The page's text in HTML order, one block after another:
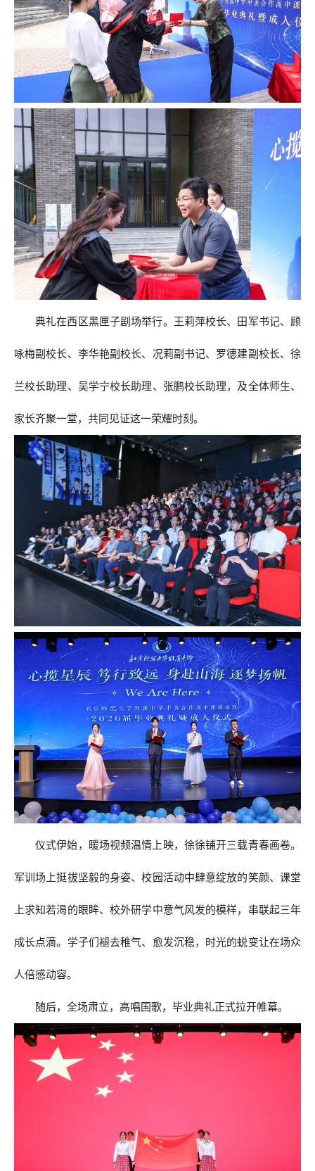
典礼在西区黑匣子剧场举行。王莉萍校长、田军书记、顾
咏梅副校长、李华艳副校长、况莉副书记、罗德建副校长、徐
兰校长助理、吴学宁校长助理、张鹏校长助理，及全体师生、
家长齐聚一堂，共同见证这一荣耀时刻。
仪式伊始，暖场视频温情上映，徐徐铺开三载青春画卷。
军训场上挺拔坚毅的身姿、校园活动中肆意绽放的笑颜、课堂
上求知若渴的眼眸、校外研学中意气风发的模样，串联起三年
成长点滴。学子们褪去稚气、愈发沉稳，时光的蜕变让在场众
人倍感动容。
随后，全场肃立，高唱国歌，毕业典礼正式拉开帷幕。